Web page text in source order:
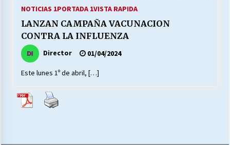
MUNICIPALIDAD, TRABAJADORES, CLIMA
LABORAL:
13/07/2026
Escuela hospitalaria El Carmen de Maipu.
NOTICIAS 1PORTADA 1VISTA RAPIDA
LANZAN CAMPAÑA VACUNACION
CONTRA LA INFLUENZA
Director 01/04/2024
Este lunes 1º de abril, […]